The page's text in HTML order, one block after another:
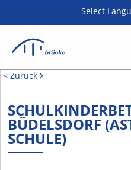
Select
< Zurück
BÜDELSDORF
SCHULE)